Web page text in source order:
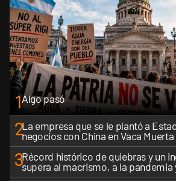
1Algo pasó
2La empresa que se le plantó a
negocios con China en Vaca Muerta
3Récord histórico de quiebras y un
supera al macrismo, a la